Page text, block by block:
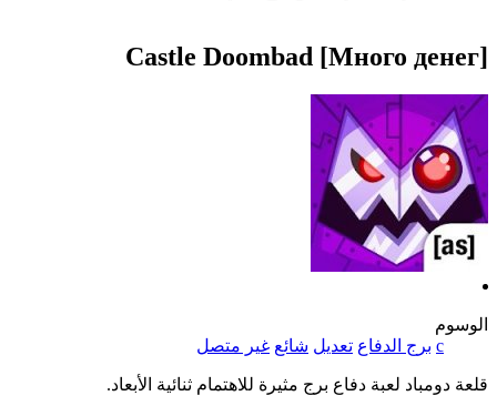
Castle Doombad [Много денег]
الوسوم
c برج الدفاع تعديل شائع غير متصل
قلعة دومباد لعبة دفاع برج مثيرة للاهتمام ثنائية الأبعاد.